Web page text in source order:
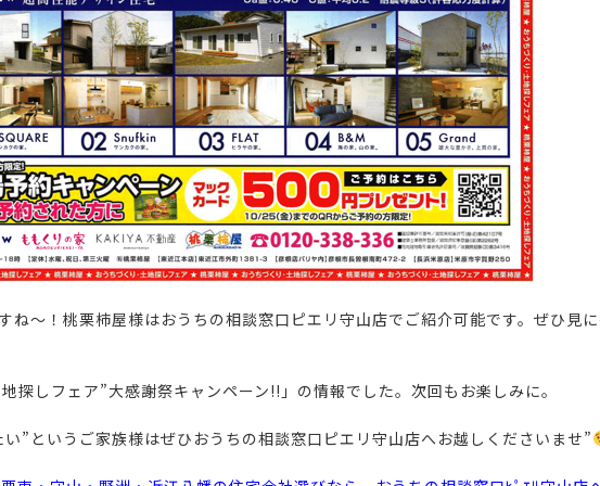
～！桃栗柿屋様はおうちの相談窓口ピエリ守山店でご紹介可能です。 ぜひ見
探しフェア”大感謝祭キャンペーン!!」の情報でした。次回もお楽しみに。
”というご家族様はぜひおうちの相談窓口ピエリ守山店へお越しくださいませ”